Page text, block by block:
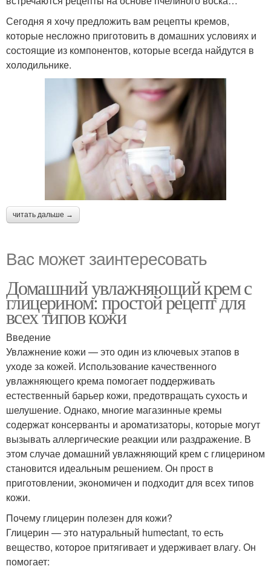
Сегодня я хочу предложить вам рецепты кремов,
которые несложно приготовить в домашних условиях и
состоящие из компонентов, которые всегда найдутся в
холодильнике.
читать дальше →
Вас может заинтересовать
Домашний увлажняющий крем с
глицерином: простой рецепт для
всех типов кожи
Введение
Увлажнение кожи — это один из ключевых этапов в
уходе за кожей. Использование качественного
увлажняющего крема помогает поддерживать
естественный барьер кожи, предотвращать сухость и
шелушение. Однако, многие магазинные кремы
содержат консерванты и ароматизаторы, которые могут
вызывать аллергические реакции или раздражение. В
этом случае домашний увлажняющий крем с глицерином
становится идеальным решением. Он прост в
приготовлении, экономичен и подходит для всех типов
кожи.
Почему глицерин полезен для кожи?
Глицерин — это натуральный humectant, то есть
вещество, которое притягивает и удерживает влагу. Он
помогает: